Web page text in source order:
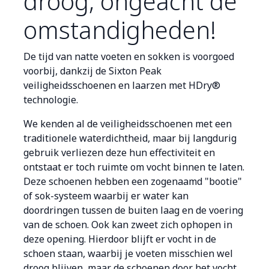
omstandigheden!
De tijd van natte voeten en sokken is voorgoed
voorbij, dankzij de Sixton Peak
veiligheidsschoenen en laarzen met HDry®
technologie.
We kenden al de veiligheidsschoenen met een
traditionele waterdichtheid, maar bij langdurig
gebruik verliezen deze hun effectiviteit en
ontstaat er toch ruimte om vocht binnen te laten.
Deze schoenen hebben een zogenaamd "bootie"
of sok-systeem waarbij er water kan
doordringen tussen de buiten laag en de voering
van de schoen. Ook kan zweet zich ophopen in
deze opening. Hierdoor blijft er vocht in de
schoen staan, waarbij je voeten misschien wel